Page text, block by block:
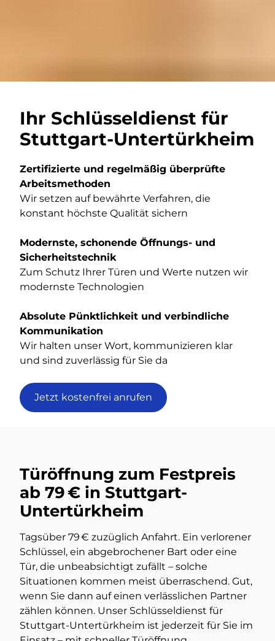
Ihr Schlüsseldienst für
Stuttgart-Untertürkheim
Zertifizierte und regelmäßig überprüfte
Arbeitsmethoden
Wir setzen auf bewährte Verfahren, die
konstant höchste Qualität sichern
Modernste, schonende Öffnungs- und
Sicherheitstechnik
Zum Schutz Ihrer Türen und Werte nutzen wir
modernste Technologien
Absolute Pünktlichkeit und verbindliche
Kommunikation
Wir halten unser Wort, kommunizieren klar
und sind zuverlässig für Sie da
Jetzt kostenfrei anrufen
Türöffnung zum Festpreis
ab 79 € in Stuttgart-
Untertürkheim
Tagsüber 79 € zuzüglich Anfahrt. Ein verlorener
Schlüssel, ein abgebrochener Bart oder eine
Tür, die unbeabsichtigt zufällt – solche
Situationen kommen meist überraschend. Gut,
wenn Sie dann auf einen verlässlichen Partner
zählen können. Unser Schlüsseldienst für
Stuttgart-Untertürkheim ist jederzeit für Sie im